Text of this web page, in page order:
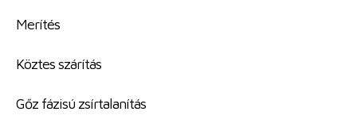
Merítés
Köztes szárítás
Gőz fázisú zsírtalanítás